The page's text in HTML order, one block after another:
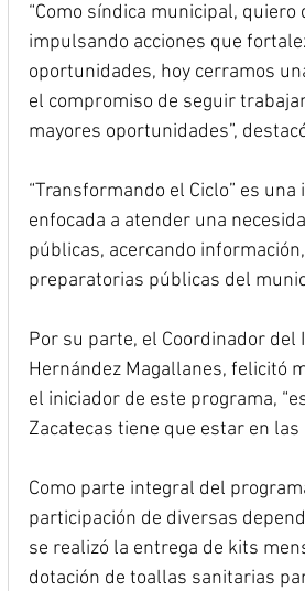
“Como síndica municipal,
impulsando acciones que
oportunidades, hoy cerramos
el compromiso de seguir
mayores oportunidades”,
“Transformando el Ciclo” es
enfocada a atender una
públicas, acercando
preparatorias públicas del
Por su parte, el Coordinador del
Hernández Magallanes, felicitó
el iniciador de este programa,
Zacatecas tiene que estar en
Como parte integral del
participación de diversas
se realizó la entrega de kits
dotación de toallas sanitarias